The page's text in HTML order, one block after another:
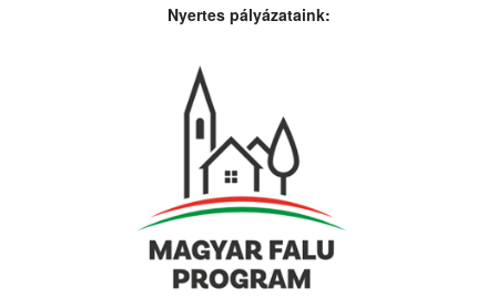
Nyertes pályázataink: